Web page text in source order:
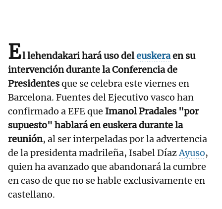
El lehendakari hará uso deleuskeraen su
intervención durante la Conferencia de
Presidentesque se celebra este viernes en
Barcelona. Fuentes del Ejecutivo vasco han
confirmado a EFE que Imanol Pradales "por
supuesto" hablará en euskera durante la
reunión, al ser interpeladas por la advertencia
de la presidenta madrileña, Isabel DíazAyuso,
quien ha avanzado que abandonará la cumbre
en caso de que no se hable exclusivamente en
castellano.